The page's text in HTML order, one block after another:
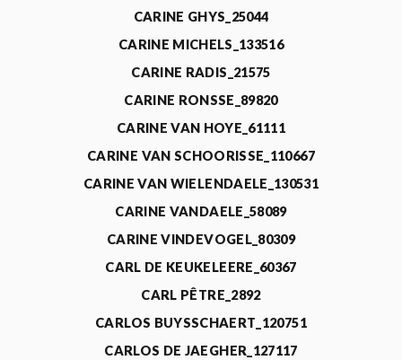
CARINE GHYS_25044
CARINE MICHELS_133516
CARINE RADIS_21575
CARINE RONSSE_89820
CARINE VAN HOYE_61111
CARINE VAN SCHOORISSE_110667
CARINE VAN WIELENDAELE_130531
CARINE VANDAELE_58089
CARINE VINDEVOGEL_80309
CARL DE KEUKELEERE_60367
CARL PÊTRE_2892
CARLOS BUYSSCHAERT_120751
CARLOS DE JAEGHER_127117